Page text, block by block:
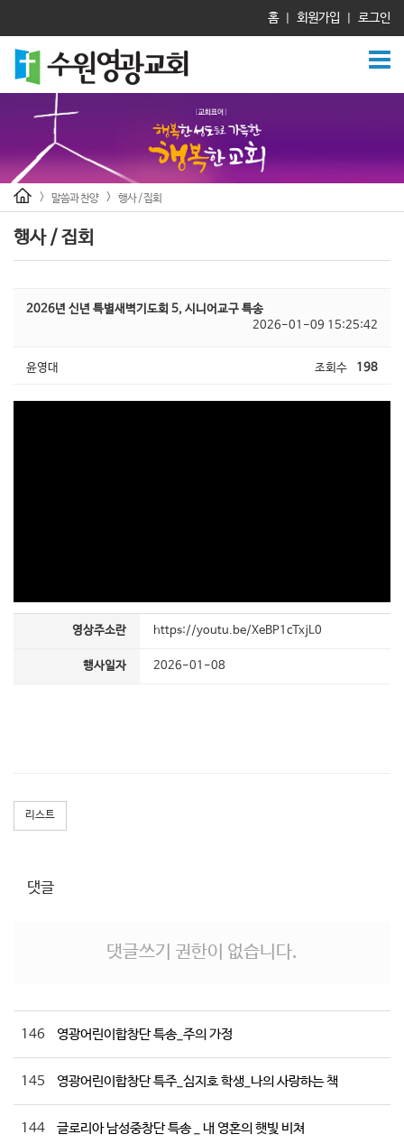
홈 회원가입 로그인
> 말씀과 찬양 > 행사 / 집회
행사 / 집회
2026년 신년 특별새벽기도회 5, 시니어교구 특송
2026-01-09 15:25:42
윤영대 조회수 198
영상주소란 https://youtu.be/XeBP1cTxjL0
행사일자 2026-01-08
리스트
댓글
댓글쓰기 권한이 없습니다.
146 영광어린이합창단 특송_주의 가정
145 영광어린이합창단 특주_심지호 학생_나의 사랑하는 책
144 글로리아 남성중창단 특송 _ 내 영혼의 햇빛 비쳐